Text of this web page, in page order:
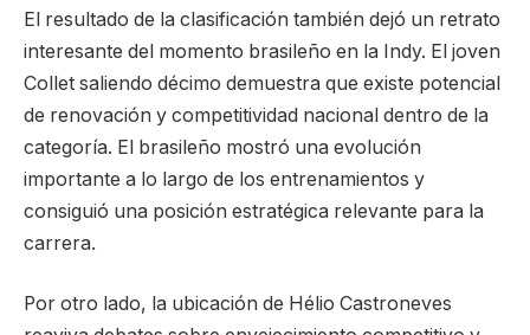
El resultado de la clasificación también dejó un retrato
interesante del momento brasileño en la Indy. El joven
Collet saliendo décimo demuestra que existe potencial
de renovación y competitividad nacional dentro de la
categoría. El brasileño mostró una evolución
importante a lo largo de los entrenamientos y
consiguió una posición estratégica relevante para la
carrera.
Por otro lado, la ubicación de Hélio Castroneves